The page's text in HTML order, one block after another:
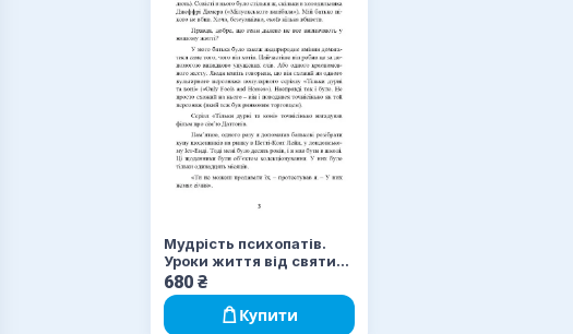
Мудрість психопатів.
Уроки життя від святих,
шпигунів і серійних
убивць
680 ₴
Купити